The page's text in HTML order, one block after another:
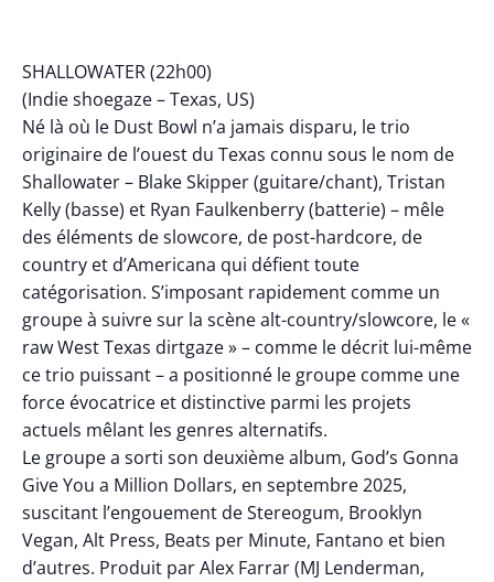
SHALLOWATER (22h00)
(Indie shoegaze – Texas, US)
Né là où le Dust Bowl n’a jamais disparu, le trio
originaire de l’ouest du Texas connu sous le nom de
Shallowater – Blake Skipper (guitare/chant), Tristan
Kelly (basse) et Ryan Faulkenberry (batterie) – mêle
des éléments de slowcore, de post-hardcore, de
country et d’Americana qui défient toute
catégorisation. S’imposant rapidement comme un
groupe à suivre sur la scène alt-country/slowcore, le «
raw West Texas dirtgaze » – comme le décrit lui-même
ce trio puissant – a positionné le groupe comme une
force évocatrice et distinctive parmi les projets
actuels mêlant les genres alternatifs.
Le groupe a sorti son deuxième album, God’s Gonna
Give You a Million Dollars, en septembre 2025,
suscitant l’engouement de Stereogum, Brooklyn
Vegan, Alt Press, Beats per Minute, Fantano et bien
d’autres. Produit par Alex Farrar (MJ Lenderman,